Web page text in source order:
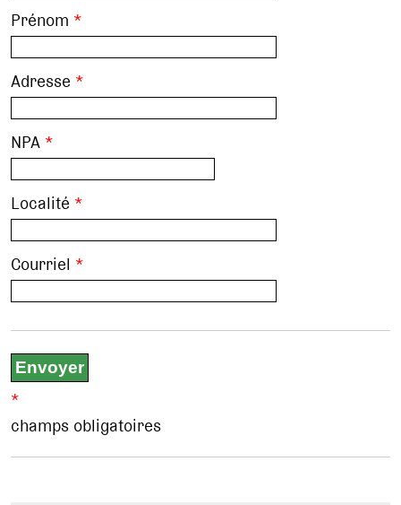
Prénom *
Adresse *
NPA *
Localité *
Courriel *
*
champs obligatoires